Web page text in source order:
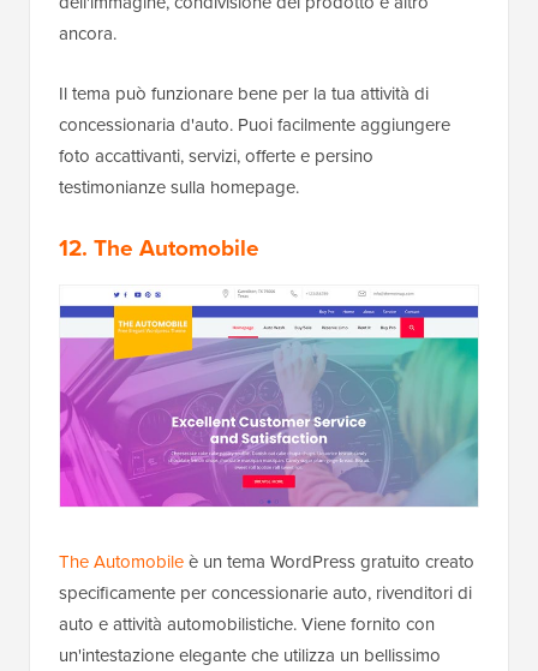
ancora.
Il tema può funzionare bene per la tua attività di
concessionaria d'auto. Puoi facilmente aggiungere
foto accattivanti, servizi, offerte e persino
testimonianze sulla homepage.
12. The Automobile
The Automobileè un tema WordPress gratuito creato
specificamente per concessionarie auto, rivenditori di
auto e attività automobilistiche. Viene fornito con
un'intestazione elegante che utilizza un bellissimo